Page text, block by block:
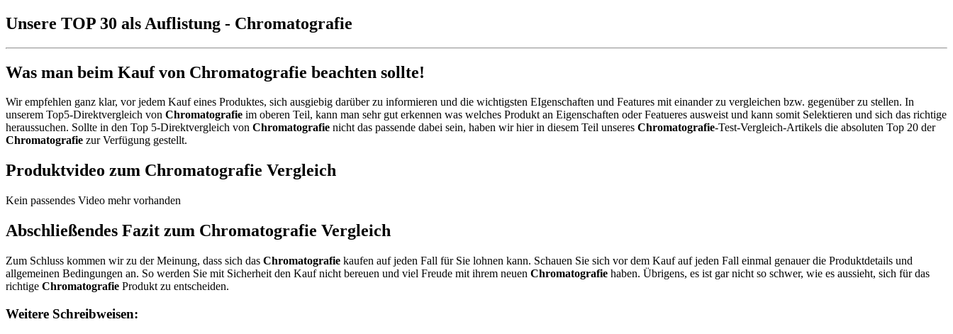
Unsere TOP 30 als Auflistung - Chromatografie
Was man beim Kauf von Chromatografie beachten sollte!
Wir empfehlen ganz klar, vor jedem Kauf eines Produktes, sich ausgiebig darüber zu informieren und die wichtigsten EIgenschaften und Features mit einander zu vergleichen bzw. gegenüber zu stellen. In
unserem Top5-Direktvergleich von Chromatografie im oberen Teil, kann man sehr gut erkennen was welches Produkt an Eigenschaften oder Featueres ausweist und kann somit Selektieren und sich das richtige
heraussuchen. Sollte in den Top 5-Direktvergleich von Chromatografie nicht das passende dabei sein, haben wir hier in diesem Teil unseres Chromatografie-Test-Vergleich-Artikels die absoluten Top 20 der
Chromatografie zur Verfügung gestellt.
Produktvideo zum Chromatografie Vergleich
Kein passendes Video mehr vorhanden
Abschließendes Fazit zum Chromatografie Vergleich
Zum Schluss kommen wir zu der Meinung, dass sich das Chromatografie kaufen auf jeden Fall für Sie lohnen kann. Schauen Sie sich vor dem Kauf auf jeden Fall einmal genauer die Produktdetails und
allgemeinen Bedingungen an. So werden Sie mit Sicherheit den Kauf nicht bereuen und viel Freude mit ihrem neuen Chromatografie haben. Übrigens, es ist gar nicht so schwer, wie es aussieht, sich für das
richtige Chromatografie Produkt zu entscheiden.
Weitere Schreibweisen: